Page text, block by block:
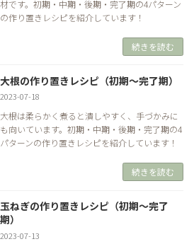
材です。初期・中期・後期・完了期の4パターン
の作り置きレシピを紹介しています！
続きを読む
大根の作り置きレシピ（初期～完了期）
2023-07-18
大根は柔らかく煮ると潰しやすく、手づかみに
も向いています。初期・中期・後期・完了期の4
パターンの作り置きレシピを紹介しています！
続きを読む
玉ねぎの作り置きレシピ（初期～完了
期）
2023-07-13